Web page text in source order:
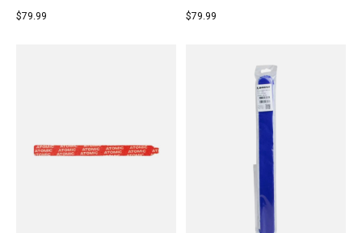
$79.99 $79.99